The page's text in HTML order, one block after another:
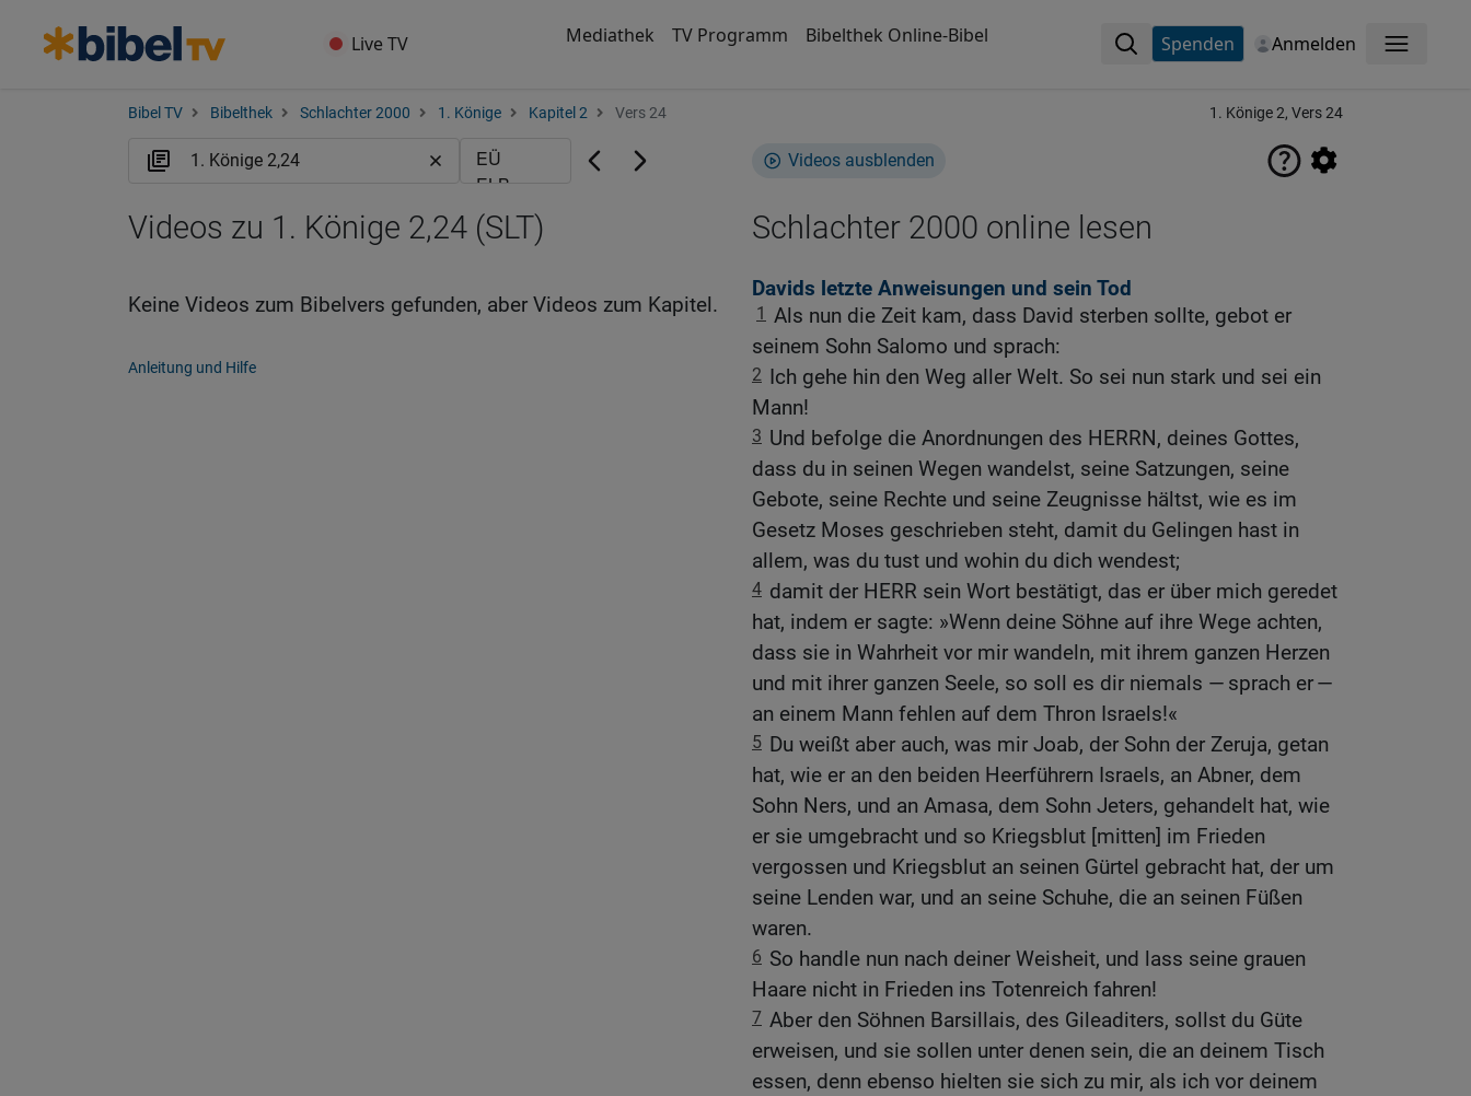
Live TV Mediathek TV Programm Bibelthek Online-Bibel Spenden Anmelden Menü
Bibel TV Bibelthek Schlachter 2000 1. Könige Kapitel 2 Vers 24 1. Könige 2, Vers 24
Videos ausblenden
Schlachter 2000 online lesen
Davids letzte Anweisungen und sein Tod
1 Als nun die Zeit kam, dass David sterben sollte, gebot er
seinem Sohn Salomo und sprach:
2 Ich gehe hin den Weg aller Welt. So sei nun stark und sei ein
Mann!
3 Und befolge die Anordnungen des HERRN, deines Gottes,
dass du in seinen Wegen wandelst, seine Satzungen, seine
Gebote, seine Rechte und seine Zeugnisse hältst, wie es im
Gesetz Moses geschrieben steht, damit du Gelingen hast in
allem, was du tust und wohin du dich wendest;
4 damit der HERR sein Wort bestätigt, das er über mich geredet
hat, indem er sagte: »Wenn deine Söhne auf ihre Wege achten,
dass sie in Wahrheit vor mir wandeln, mit ihrem ganzen Herzen
und mit ihrer ganzen Seele, so soll es dir niemals — sprach er —
an einem Mann fehlen auf dem Thron Israels!«
5 Du weißt aber auch, was mir Joab, der Sohn der Zeruja, getan
hat, wie er an den beiden Heerführern Israels, an Abner, dem
Sohn Ners, und an Amasa, dem Sohn Jeters, gehandelt hat, wie
er sie umgebracht und so Kriegsblut [mitten] im Frieden
vergossen und Kriegsblut an seinen Gürtel gebracht hat, der um
seine Lenden war, und an seine Schuhe, die an seinen Füßen
waren.
6 So handle nun nach deiner Weisheit, und lass seine grauen
Haare nicht in Frieden ins Totenreich fahren!
7 Aber den Söhnen Barsillais, des Gileaditers, sollst du Güte
erweisen, und sie sollen unter denen sein, die an deinem Tisch
essen, denn ebenso hielten sie sich zu mir, als ich vor deinem
Videos zu 1. Könige 2,24 (SLT)
Keine Videos zum Bibelvers gefunden, aber Videos zum Kapitel.
Anleitung und Hilfe